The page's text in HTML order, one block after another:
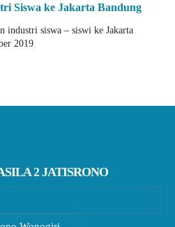
Siswa ke Jakarta Bandung
industri siswa – siswi ke Jakarta
2019
2 JATISRONO